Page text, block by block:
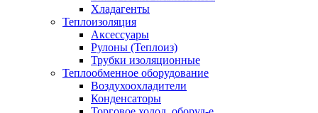
Хладагенты
Теплоизоляция
Аксессуары
Рулоны (Теплоиз)
Трубки изоляционные
Теплообменное оборудование
Воздухоохладители
Конденсаторы